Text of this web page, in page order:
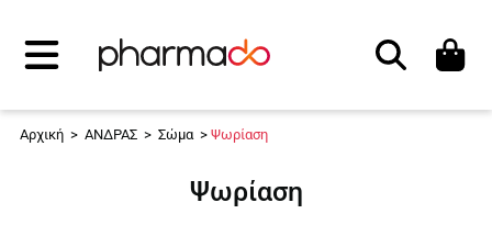
Αναζήτηση
Αρχική > ΑΝΔΡΑΣ > Σώμα > Ψωρίαση
Ψωρίαση